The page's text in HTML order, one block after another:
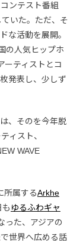
ンテスト番組
いた。ただ、そ
な活動を展開。
の人気ヒップホ
ーティストとコ
発表し、少しず
、そのを今年脱
ィスト、
WAVE
所属するArkhe
ゆるふわギャ
った、アジアの
世界へ広める話